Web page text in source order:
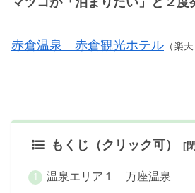
赤倉温泉 赤倉観光ホテル （楽
もくじ（クリック可）
温泉エリア１ 万座温泉